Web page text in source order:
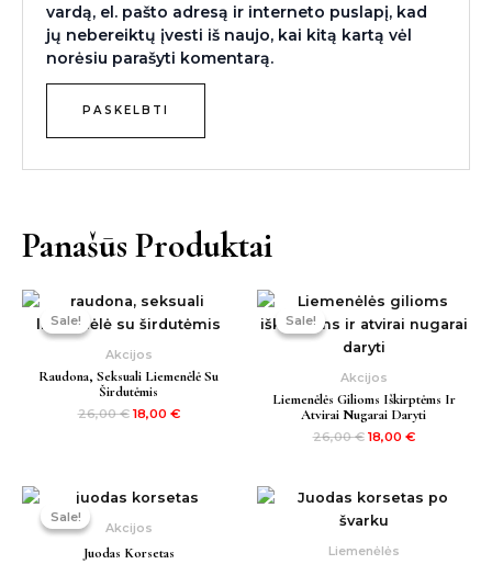
vardą, el. pašto adresą ir interneto puslapį, kad
jų nebereiktų įvesti iš naujo, kai kitą kartą vėl
norėsiu parašyti komentarą.
Panašūs Produktai
Sale!
Sale!
Akcijos
Raudona, Seksuali Liemenėlė Su
Širdutėmis
26,00€
Original
price
was:
18,00 €
Current
is:
Sale!
Sale!
Akcijos
Liemenėlės Gilioms Iškirptėms Ir
Atvirai Nugarai Daryti
26,00€
Original
price
was:
26,00 €.
18,00 €
Current
is:
Sale!
Sale!
Akcijos
Juodas Korsetas
Original
price
was:
34,00 €.
Current
price
Liemenėlės